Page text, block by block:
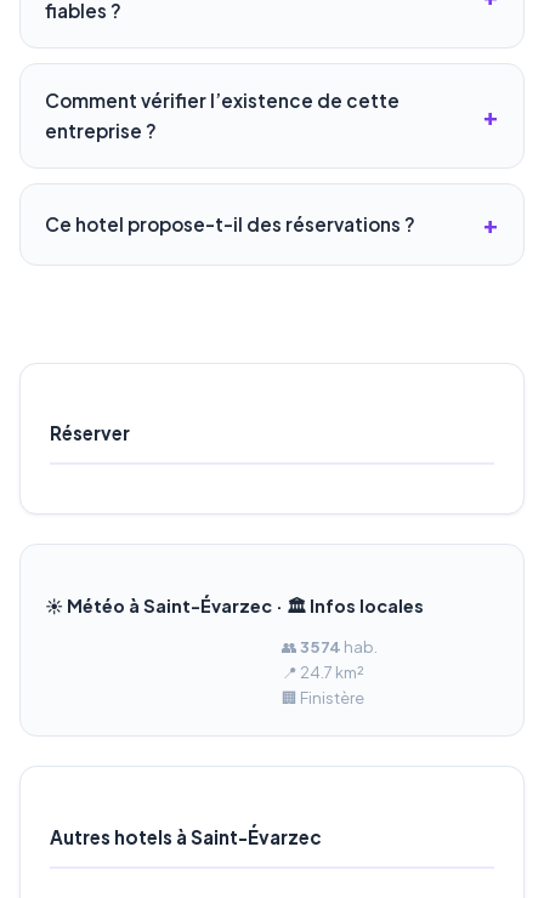
fiables ?
Comment vérifier l’existence de cette
entreprise ?
Ce hotel propose-t-il des réservations ?
Réserver
☀️ Météo à Saint-Évarzec · 🏛️ Infos locales
👥 3 574 hab.
📍 24.7 km²
🏢 Finistère
Autres hotels à Saint-Évarzec